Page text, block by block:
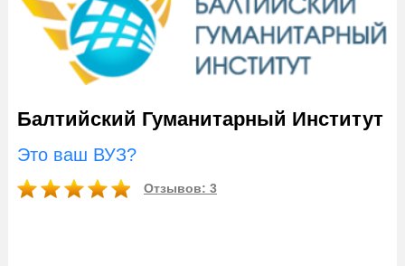
Балтийский Гуманитарный Институт
Это ваш ВУЗ?
Отзывов: 3